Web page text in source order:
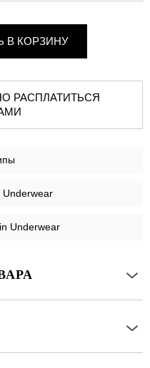
В КОРЗИНУ
Underwear
Underwear